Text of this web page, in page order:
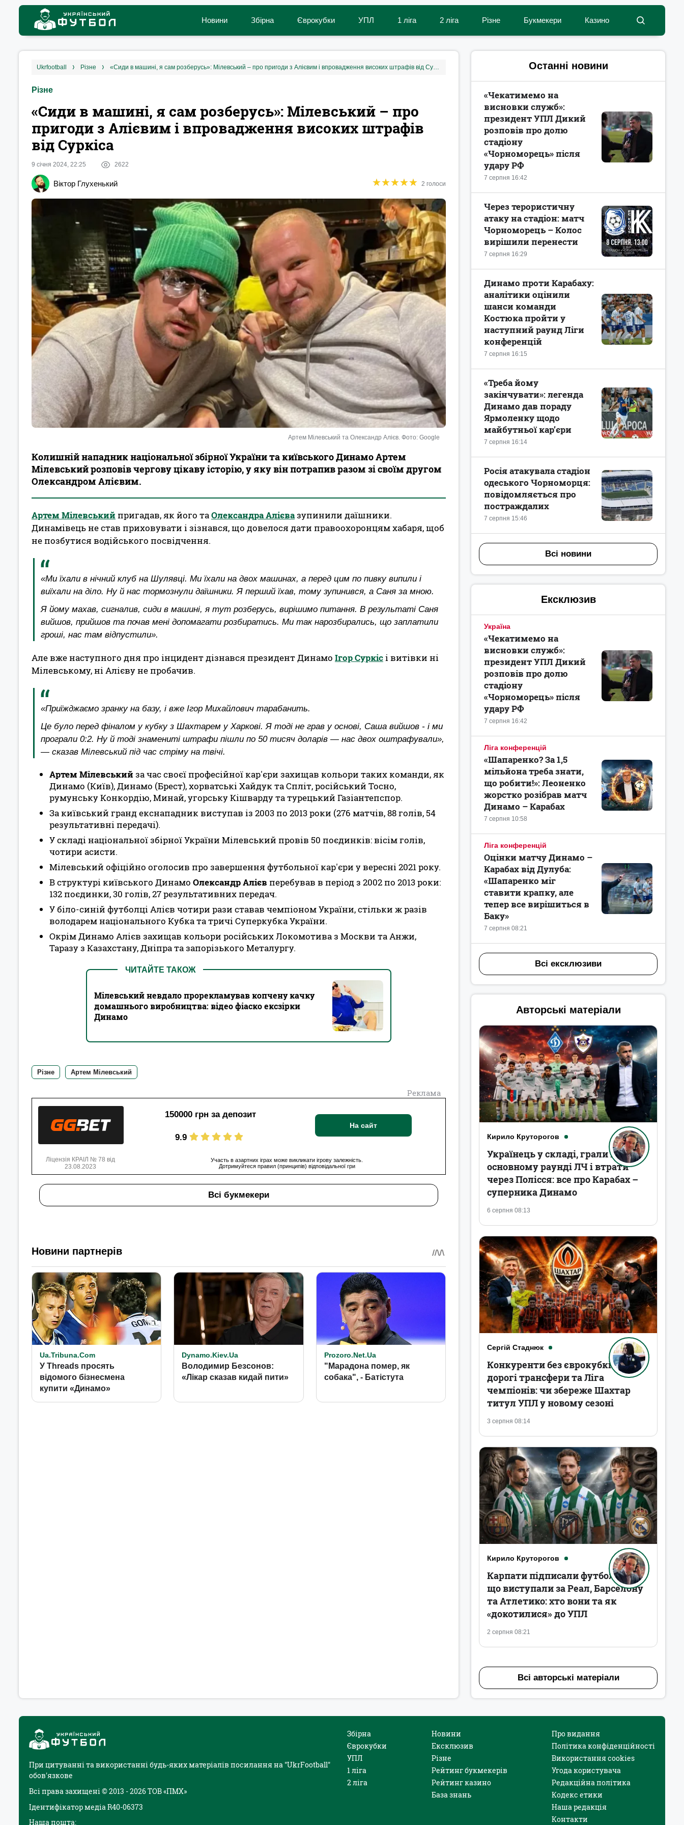
Новини Збірна Єврокубки УПЛ 1 ліга 2 ліга Різне Букмекери Казино
ukrfootball різне «Сиди в машині, я сам розберусь»: Мілевський – про пригоди з Алієвим і впровадження високих штрафів від Суркіса
Різне
«Сиди в машині, я сам розберусь»: Мілевський – про
пригоди з Алієвим і впровадження високих штрафів
від Суркіса
9 січня 2024, 22:25 2622
Віктор Глухенький ★★★★★
★★★★★ 2 голоси
Артем Мілевський та Олександр Алієв. Фото: Google
Колишній нападник національної збірної України та київського Динамо Артем
Мілевський розповів чергову цікаву історію, у яку він потрапив разом зі своїм другом
Олександром Алієвим.
Артем Мілевськийпригадав, як його таОлександра Алієвазупинили даїшники.
Динамівець не став приховувати і зізнався, що довелося дати правоохоронцям хабаря, щоб
не позбутися водійського посвідчення.
«Ми їхали в нічний клуб на Шулявці. Ми їхали на двох машинах, а перед цим по пивку випили і
виїхали на діло. Ну й нас тормознули даїшники. Я перший їхав, тому зупинився, а Саня за мною.
Я йому махав, сигналив, сиди в машині, я тут розберусь, вирішимо питання. В результаті Саня
вийшов, прийшов та почав мені допомагати розбиратись. Ми так нарозбирались, що заплатили
гроші, нас там відпустили».
Але вже наступного дня про інцидент дізнався президент Динамо Ігор Суркісі витівки ні
Мілевському, ні Алієву не пробачив.
«Приїжджаємо зранку на базу, і вже Ігор Михайлович тарабанить.
Це було перед фіналом у кубку з Шахтарем у Харкові. Я тоді не грав у основі, Саша вийшов - і ми
програли 0:2. Ну й тоді знамениті штрафи пішли по 50 тисяч доларів — нас двох оштрафували»,
— сказав Мілевський під час стріму на твічі.
Артем Мілевськийза час своєї професійної кар'єри захищав кольори таких команди, як
Динамо (Київ), Динамо (Брест), хорватські Хайдук та Спліт, російський Тосно,
румунську Конкордію, Минай, угорську Кішварду та турецький Газіантепспор.
За київський гранд екснападник виступав із 2003 по 2013 роки (276 матчів, 88 голів, 54
результативні передачі).
У складі національної збірної України Мілевський провів 50 поєдинків: вісім голів,
чотири асисти.
Мілевський офіційно оголосив про завершення футбольної кар'єри у вересні 2021 року.
В структурі київського Динамо Олександр Алієв перебував в період з 2002 по 2013 роки:
132 поєдинки, 30 голів, 27 результативних передач.
У біло-синій футболці Алієв чотири рази ставав чемпіоном України, стільки ж разів
володарем національного Кубка та тричі Суперкубка України.
Окрім Динамо Алієв захищав кольори російських Локомотива з Москви та Анжи,
Таразу з Казахстану, Дніпра та запорізького Металургу.
ЧИТАЙТЕ ТАКОЖ
Мілевський невдало прорекламував копчену качку
домашнього виробництва: відео фіаско ексзірки
Динамо
Різне Артем Мілевський
Реклама
150000 грн за депозит
9.9
На сайт
Ліцензія КРАІЛ № 78 від
23.08.2023
Участь в азартних іграх може викликати ігрову залежність.
Дотримуйтеся правил (принципів) відповідальної гри
Всі букмекери
Останні новини
7 серпня 16:42
«Чекатимемо на
висновки служб»:
президент УПЛ Дикий
розповів про долю
стадіону
«Чорноморець» після
удару РФ
7 серпня 16:29
Через терористичну
атаку на стадіон: матч
Чорноморець – Колос
вирішили перенести
7 серпня 16:15
Динамо проти Карабаху:
аналітики оцінили
шанси команди
Костюка пройти у
наступний раунд Ліги
конференцій
7 серпня 16:14
«Треба йому
закінчувати»: легенда
Динамо дав пораду
Ярмоленку щодо
майбутньої кар’єри
7 серпня 15:46
Росія атакувала стадіон
одеського Чорноморця:
повідомляється про
постраждалих
Всі новини
Ексклюзив
Україна
7 серпня 16:42
«Чекатимемо на
висновки служб»:
президент УПЛ Дикий
розповів про долю
стадіону
«Чорноморець» після
удару РФ
Ліга конференцій
7 серпня 10:58
«Шапаренко? За 1,5
мільйона треба знати,
що робити!»: Леоненко
жорстко розібрав матч
Динамо – Карабах
Ліга конференцій
7 серпня 08:21
Оцінки матчу Динамо –
Карабах від Дулуба:
«Шапаренко міг
ставити крапку, але
тепер все вирішиться в
Баку»
Всі ексклюзиви
Авторські матеріали
Кирило Круторогов
6 серпня 08:13
Українець у складі, грали в
основному раунді ЛЧ і втрати
через Полісся: все про Карабах –
суперника Динамо
Сергій Стаднюк
3 серпня 08:14
Конкуренти без єврокубків,
дорогі трансфери та Ліга
чемпіонів: чи збереже Шахтар
титул УПЛ у новому сезоні
Кирило Круторогов
2 серпня 08:21
Карпати підписали футболістів,
що виступали за Реал, Барселону
та Атлетико: хто вони та як
«докотилися» до УПЛ
Всі авторські матеріали
При цитуванні та використанні будь-яких матеріалів посилання на "UkrFootball"
обов'язкове
Всі права захищені © 2013 - 2026 ТОВ «ПМХ»
Ідентифікатор медіа R40-06373
Наша пошта:
Збірна
Єврокубки
УПЛ
1 ліга
2 ліга
Новини
Ексклюзив
Різне
Рейтинг букмекерів
Рейтинг казино
База знань
Про видання
Політика конфіденційності
Використання cookies
Угода користувача
Редакційна політика
Кодекс етики
Наша редакція
Контакти